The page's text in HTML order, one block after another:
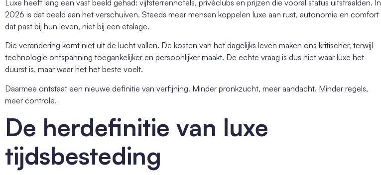
Luxe heeft lang een vast beeld gehad: vijfsterrenhotels, privéclubs en prijzen die vooral status uitstraalden. In
2026 is dat beeld aan het verschuiven. Steeds meer mensen koppelen luxe aan rust, autonomie en comfort
dat past bij hun leven, niet bij een etalage.
Die verandering komt niet uit de lucht vallen. De kosten van het dagelijks leven maken ons kritischer, terwijl
technologie ontspanning toegankelijker en persoonlijker maakt. De echte vraag is dus niet waar luxe het
duurst is, maar waar het het beste voelt.
Daarmee ontstaat een nieuwe definitie van verfijning. Minder pronkzucht, meer aandacht. Minder regels,
meer controle.
De herdefinitie van luxe
tijdsbesteding